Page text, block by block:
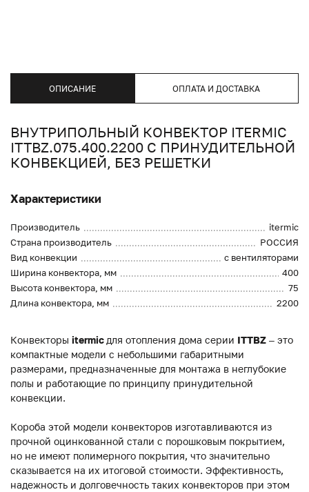
ОПИСАНИЕ ОПЛАТА И ДОСТАВКА
ВНУТРИПОЛЬНЫЙ КОНВЕКТОР ITERMIC
ITTBZ.075.400.2200 С ПРИНУДИТЕЛЬНОЙ
КОНВЕКЦИЕЙ, БЕЗ РЕШЕТКИ
Характеристики
Производитель
itermic
Страна производитель
РОССИЯ
Вид конвекции
с вентиляторами
Ширина конвектора, мм
400
Высота конвектора, мм
75
Длина конвектора, мм
2200
Конвекторы itermic для отопления дома серии ITTBZ – это
компактные модели с небольшими габаритными
размерами, предназначенные для монтажа в неглубокие
полы и работающие по принципу принудительной
конвекции.
Короба этой модели конвекторов изготавливаются из
прочной оцинкованной стали с порошковым покрытием,
но не имеют полимерного покрытия, что значительно
сказывается на их итоговой стоимости. Эффективность,
надежность и долговечность таких конвекторов при этом